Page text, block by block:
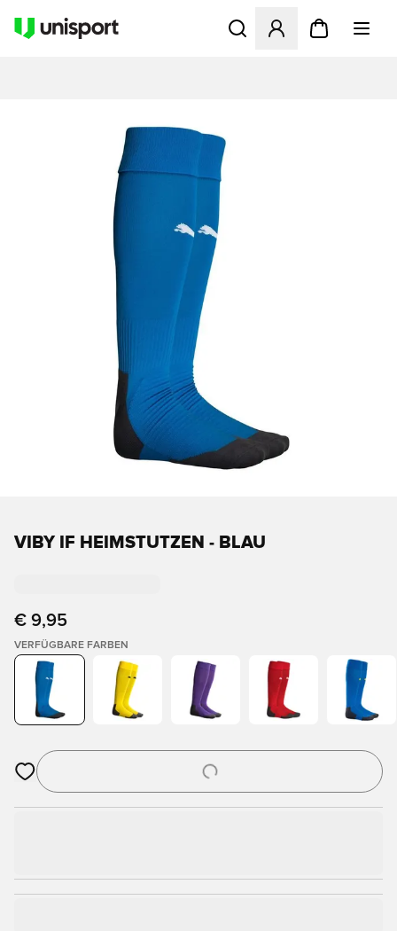
Öffnet ein Fenster zum
VIBY IF HEIMSTUTZEN - BLAU
€ 9,95
VERFÜGBARE FARBEN
Öffnet ein Fenster zum Anmelden oder Registrieren als